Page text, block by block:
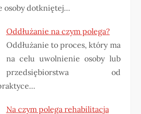
osoby dotkniętej…
Oddłużanie na czym polega?
Oddłużanie to proces, który ma
na celu uwolnienie osoby lub
przedsiębiorstwa od
Na czym polega rehabilitacja